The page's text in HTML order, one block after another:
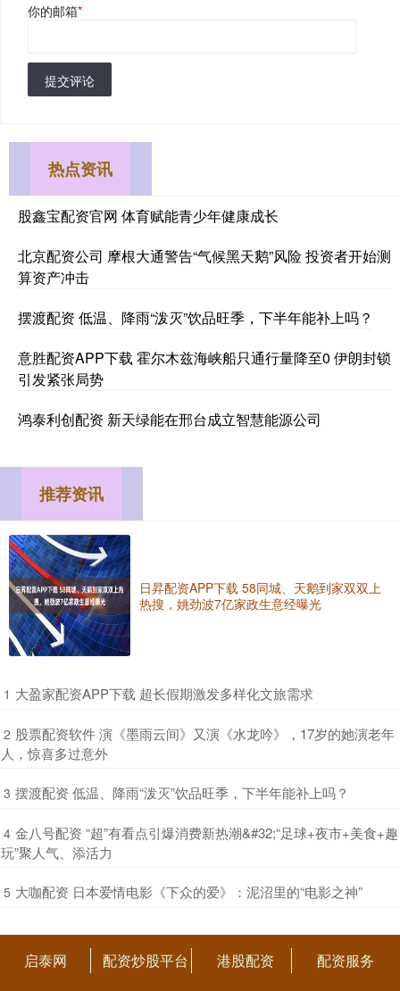
你的邮箱*
提交评论
热点资讯
股鑫宝配资官网 体育赋能青少年健康成长
北京配资公司 摩根大通警告“气候黑天鹅”风险 投资者开始测
算资产冲击
摆渡配资 低温、降雨“泼灭”饮品旺季，下半年能补上吗？
意胜配资APP下载 霍尔木兹海峡船只通行量降至0 伊朗封锁
引发紧张局势
鸿泰利创配资 新天绿能在邢台成立智慧能源公司
推荐资讯
日昇配资APP下载 58同城、天鹅到家双双上
热搜，姚劲波7亿家政生意经曝光
1 ​大盈家配资APP下载 超长假期激发多样化文旅需求
2 ​股票配资软件 演《墨雨云间》又演《水龙吟》，17岁的她演老年
人，惊喜多过意外
3 ​摆渡配资 低温、降雨“泼灭”饮品旺季，下半年能补上吗？
4 ​金八号配资 “超”有看点引爆消费新热潮&#32;“足球+夜市+美食+趣
玩”聚人气、添活力
5 ​大咖配资 日本爱情电影《下众的爱》：泥沼里的“电影之神”
启泰网 配资炒股平台 港股配资 配资服务